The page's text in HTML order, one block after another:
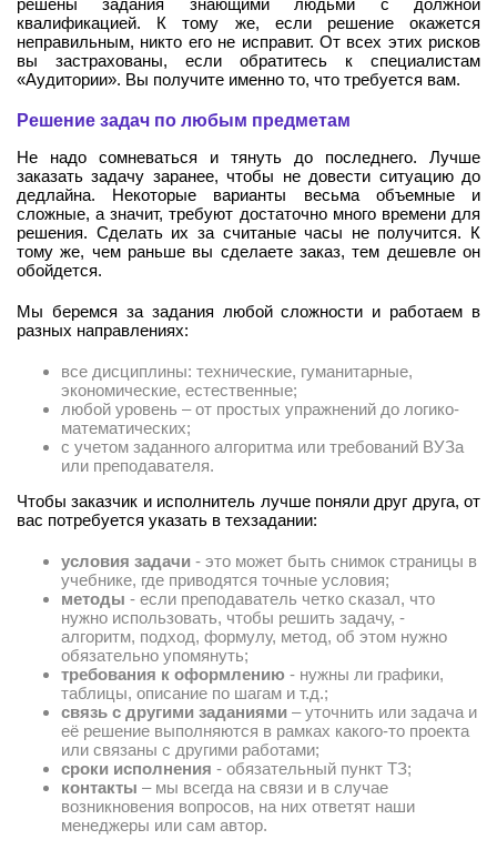
решены задания знающими людьми с должной
квалификацией. К тому же, если решение окажется
неправильным, никто его не исправит. От всех этих рисков
вы застрахованы, если обратитесь к специалистам
«Аудитории». Вы получите именно то, что требуется вам.
Решение задач по любым предметам
Не надо сомневаться и тянуть до последнего. Лучше
заказать задачу заранее, чтобы не довести ситуацию до
дедлайна. Некоторые варианты весьма объемные и
сложные, а значит, требуют достаточно много времени для
решения. Сделать их за считаные часы не получится. К
тому же, чем раньше вы сделаете заказ, тем дешевле он
обойдется.
Мы беремся за задания любой сложности и работаем в
разных направлениях:
все дисциплины: технические, гуманитарные,
экономические, естественные;
любой уровень – от простых упражнений до логико-
математических;
с учетом заданного алгоритма или требований ВУЗа
или преподавателя.
Чтобы заказчик и исполнитель лучше поняли друг друга, от
вас потребуется указать в техзадании:
условия задачи - это может быть снимок страницы в
учебнике, где приводятся точные условия;
методы - если преподаватель четко сказал, что
нужно использовать, чтобы решить задачу, -
алгоритм, подход, формулу, метод, об этом нужно
обязательно упомянуть;
требования к оформлению - нужны ли графики,
таблицы, описание по шагам и т.д.;
связь с другими заданиями – уточнить или задача и
её решение выполняются в рамках какого-то проекта
или связаны с другими работами;
сроки исполнения - обязательный пункт ТЗ;
контакты – мы всегда на связи и в случае
возникновения вопросов, на них ответят наши
менеджеры или сам автор.